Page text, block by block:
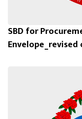
SBD for
Envelope_revised